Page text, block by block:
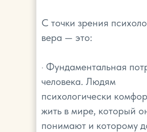
С точки зрения
вера — это:
· Фундаментальная
человека. Людям
психологически
жить в мире, который
понимают и которому